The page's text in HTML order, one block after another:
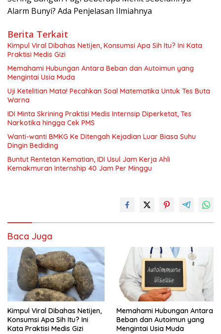
Alarm Bunyi? Ada Penjelasan Ilmiahnya
Berita Terkait
Kimpul Viral Dibahas Netijen, Konsumsi Apa Sih Itu? Ini Kata
Praktisi Medis Gizi
Memahami Hubungan Antara Beban dan Autoimun yang
Mengintai Usia Muda
Uji Ketelitian Mata! Pecahkan Soal Matematika Untuk Tes Buta
Warna
IDI Minta Skrining Praktisi Medis Internsip Diperketat, Tes
Narkotika hingga Cek PMS
Wanti-wanti BMKG Ke Ditengah Kejadian Luar Biasa Suhu
Dingin Bediding
Buntut Rentetan Kematian, IDI Usul Jam Kerja Ahli
Kemakmuran Internship 40 Jam Per Minggu
Baca Juga
Kimpul Viral Dibahas Netijen,
Konsumsi Apa Sih Itu? Ini
Kata Praktisi Medis Gizi
Memahami Hubungan Antara
Beban dan Autoimun yang
Mengintai Usia Muda